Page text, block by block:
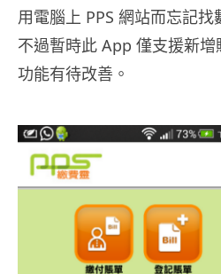
用電腦上 PPS 網站而忘記
不過暫時此 App 僅支援新增
功能有待改善。